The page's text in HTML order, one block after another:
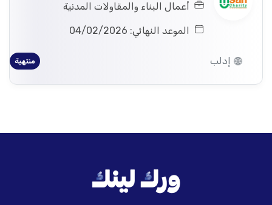
أعمال البناء والمقاولات المدنية
الموعد النهائي: 04/02/2026
إدلب منتهية